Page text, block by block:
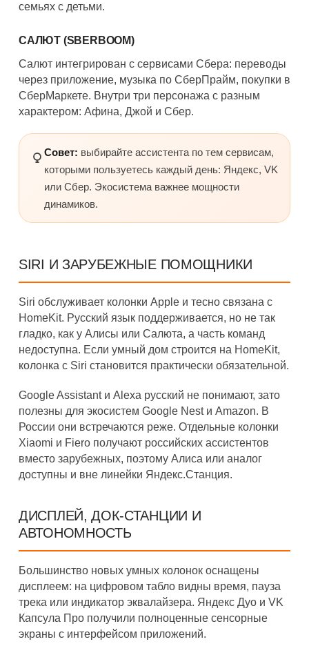
семьях с детьми.
САЛЮТ (SBERBOOM)
Салют интегрирован с сервисами Сбера: переводы
через приложение, музыка по СберПрайм, покупки в
СберМаркете. Внутри три персонажа с разным
характером: Афина, Джой и Сбер.
Совет: выбирайте ассистента по тем сервисам,
которыми пользуетесь каждый день: Яндекс, VK
или Сбер. Экосистема важнее мощности
динамиков.
SIRI И ЗАРУБЕЖНЫЕ ПОМОЩНИКИ
Siri обслуживает колонки Apple и тесно связана с
HomeKit. Русский язык поддерживается, но не так
гладко, как у Алисы или Салюта, а часть команд
недоступна. Если умный дом строится на HomeKit,
колонка с Siri становится практически обязательной.
Google Assistant и Alexa русский не понимают, зато
полезны для экосистем Google Nest и Amazon. В
России они встречаются реже. Отдельные колонки
Xiaomi и Fiero получают российских ассистентов
вместо зарубежных, поэтому Алиса или аналог
доступны и вне линейки Яндекс.Станция.
ДИСПЛЕЙ, ДОК-СТАНЦИИ И
АВТОНОМНОСТЬ
Большинство новых умных колонок оснащены
дисплеем: на цифровом табло видны время, пауза
трека или индикатор эквалайзера. Яндекс Дуо и VK
Капсула Про получили полноценные сенсорные
экраны с интерфейсом приложений.